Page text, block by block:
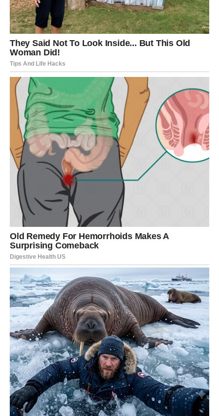
Sudbina vam sada šalje nekoga ko može probuditi ono
najljepše u vama.
Emocije postaju mnogo iskrenije i
snažnije
Tokom ove sedmice bićete mnogo otvoreniji za ljubav i
emocije. Više nećete željeti da krijete ono što osjećate
niti da ćutite o svojim željama.
Mnoge Djevice će konačno skupiti hrabrost da priznaju
emocije osobi do koje im je stalo. Upravo ta iskrenost
može donijeti veliko olakšanje i početak jedne veoma
lijepe ljubavne priče.
Zvijezde vam sada donose priliku da konačno budete
srećni u ljubavi i da osjetite koliko je lijepo kada vas neko
voli iskreno.
Lijepi trenuci vraćaju vam vjeru u